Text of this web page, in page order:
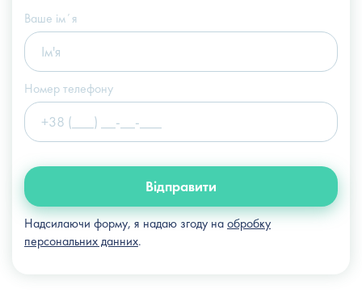
info@slosser.com.ua
Ваше імʼя
Номер телефону
Відправити
Надсилаючи форму, я надаю згоду наобробку
персональних данних.